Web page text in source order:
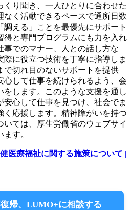
り聞き、一人ひとりに合わせた
なく活動できるペースで通所日数
える」ことを最優先にサポート
得と専門プログラムにも力を入れ
事でのマナー、人との話し方な
際に役立つ技術を丁寧に指導しま
で切れ目のないサポートを提供
心して仕事を続けられるよう、会
します。このような支援を通し
心して仕事を見つけ、社会でま
く応援します。精神障がいを持つ
ては、厚生労働省のウェブサイ
す。
医療福祉に関する施策について |
帰、LUMO+に相談する